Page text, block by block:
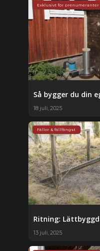
Exklusivt för prenumeranter
Så bygger du din
18 juli, 2025
Fällor & fällfångst
Ritning:
13 juli, 2025